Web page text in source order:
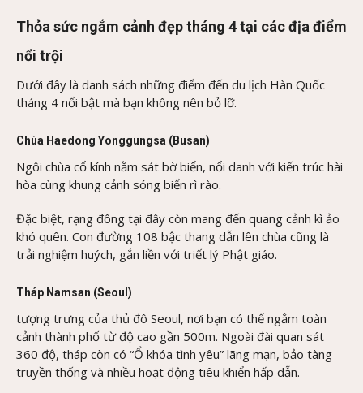
Thỏa sức ngắm cảnh đẹp tháng 4 tại các địa điểm
nổi trội
Dưới đây là danh sách những điểm đến du lịch Hàn Quốc
tháng 4 nổi bật mà bạn không nên bỏ lỡ.
Chùa Haedong Yonggungsa (Busan)
Ngôi chùa cổ kính nằm sát bờ biển, nổi danh với kiến trúc hài
hòa cùng khung cảnh sóng biển rì rào.
Đặc biệt, rạng đông tại đây còn mang đến quang cảnh kì ảo
khó quên. Con đường 108 bậc thang dẫn lên chùa cũng là
trải nghiệm huých, gắn liền với triết lý Phật giáo.
Tháp Namsan (Seoul)
tượng trưng của thủ đô Seoul, nơi bạn có thể ngắm toàn
cảnh thành phố từ độ cao gần 500m. Ngoài đài quan sát
360 độ, tháp còn có “Ổ khóa tình yêu” lãng mạn, bảo tàng
truyền thống và nhiều hoạt động tiêu khiển hấp dẫn.